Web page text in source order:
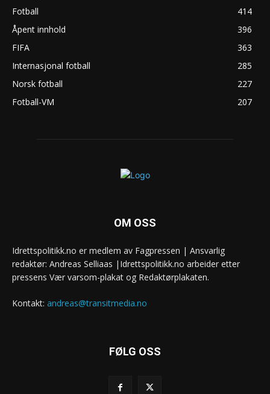
Fotball
414
Åpent innhold
396
FIFA
363
Internasjonal fotball
285
Norsk fotball
227
Fotball-VM
207
OM OSS
Idrettspolitikk.no er medlem av Fagpressen | Ansvarlig
redaktør: Andreas Selliaas |Idrettspolitikk.no arbeider etter
pressens Vær varsom-plakat og Redaktørplakaten.
Kontakt: andreas@transitmedia.no
FØLG OSS